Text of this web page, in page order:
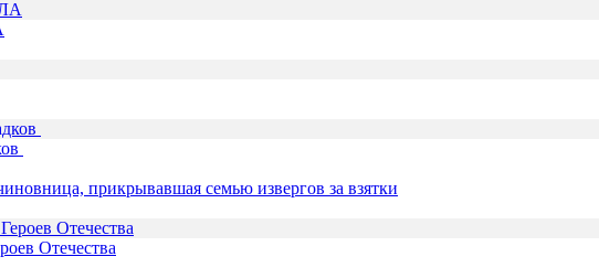
прикрывавшая семью извергов за взятки
Отечества